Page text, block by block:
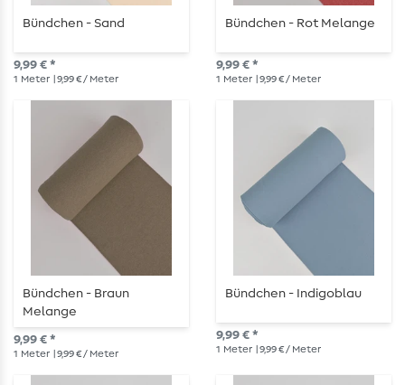
Bündchen - Sand
9,99 € *
1 Meter | 9,99 € / Meter
Bündchen - Rot Melange
9,99 € *
1 Meter | 9,99 € / Meter
Bündchen - Braun
Melange
9,99 € *
1 Meter | 9,99 € / Meter
Bündchen - Indigoblau
9,99 € *
1 Meter | 9,99 € / Meter